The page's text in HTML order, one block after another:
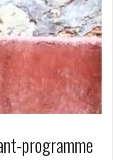
programme